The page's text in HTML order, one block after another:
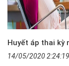
Huyết áp thai kỳ
14/05/2020